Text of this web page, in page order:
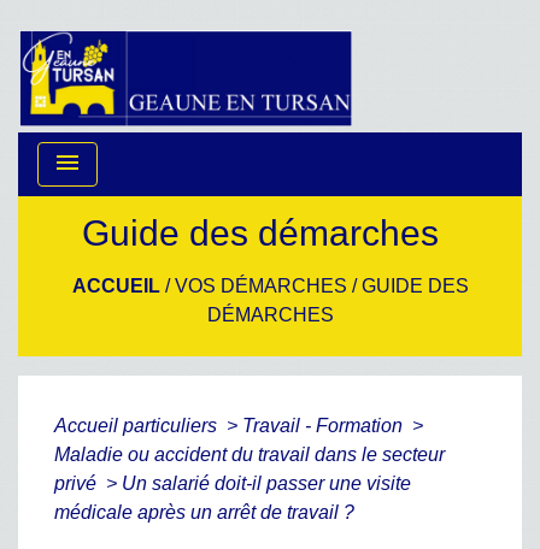
menu
Guide des démarches
ACCUEIL/VOS DÉMARCHES /GUIDE DES
DÉMARCHES
Accueil particuliers > Travail - Formation >
Maladie ou accident du travail dans le secteur
privé > Un salarié doit-il passer une visite
médicale après un arrêt de travail ?